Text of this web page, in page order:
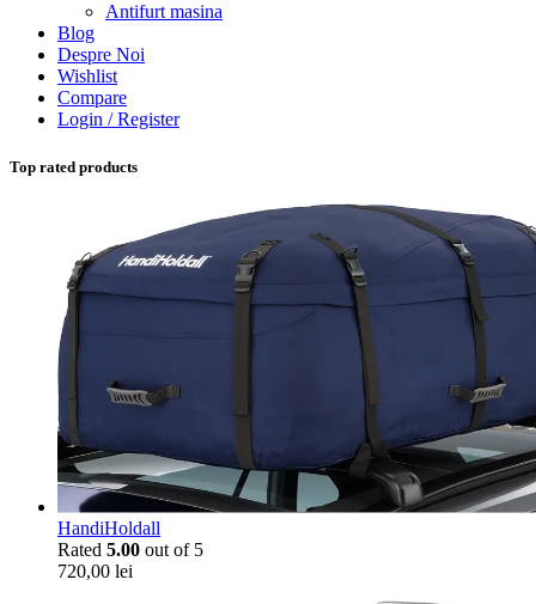
Antifurt masina
Blog
Despre Noi
Wishlist
Compare
Login / Register
Top rated products
HandiHoldall
Rated 5.00 out of 5
720,00 lei